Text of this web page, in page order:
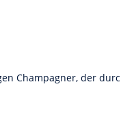
Champagner, der